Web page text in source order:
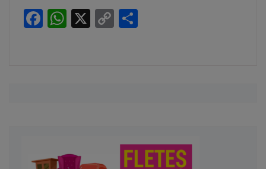
Facebook
WhatsApp
X Copy